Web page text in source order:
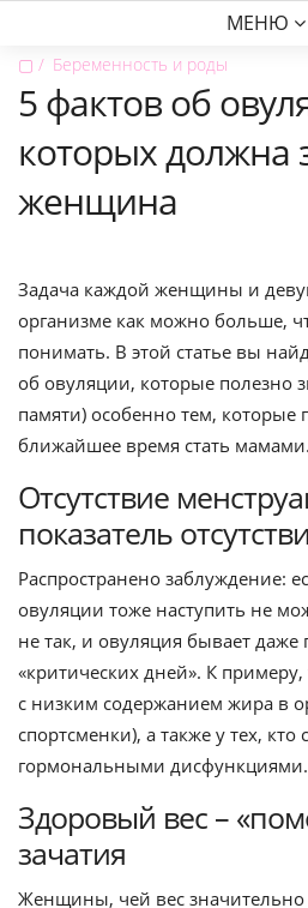
МЕНЮ
▢ Беременность и роды
5 фактов об
которых должна
женщина
Задача каждой женщины и
организме как можно больше,
понимать. В этой статье вы
об овуляции, которые полезно
памяти) особенно тем, которые
ближайшее время стать мамами.
Отсутствие
показатель
Распространено заблуждение:
овуляции тоже наступить не
не так, и овуляция бывает даже
«критических дней». К
с низким содержанием жира в
спортсменки), а также у тех, кто
гормональными дисфункциями.
Здоровый вес –
зачатия
Женщины, чей вес